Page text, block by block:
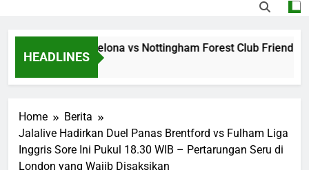
HEADLINES
Jalalive Barcelona vs Nottingham Forest Club Friendly
Home
Berita
Jalalive Hadirkan Duel Panas Brentford vs Fulham Liga
Inggris Sore Ini Pukul 18.30 WIB – Pertarungan Seru di
London yang Wajib Disaksikan